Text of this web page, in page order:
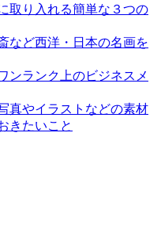
取り入れる簡単な３つの
など西洋・日本の名画を
ンランク上のビジネスメ
真やイラストなどの素材
きたいこと